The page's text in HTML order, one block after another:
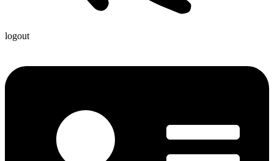
logout